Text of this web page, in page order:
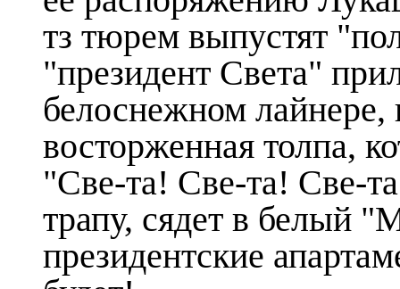
тз тюрем выпустят
"президент Света"
белоснежном лайнере,
восторженная толпа,
"Све-та! Све-та! Све-
трапу, сядет в белый
президентские